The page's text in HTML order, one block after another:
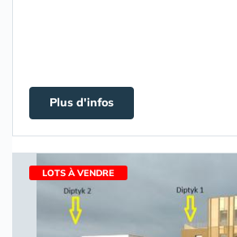
Plus d'infos
LOTS À VENDRE